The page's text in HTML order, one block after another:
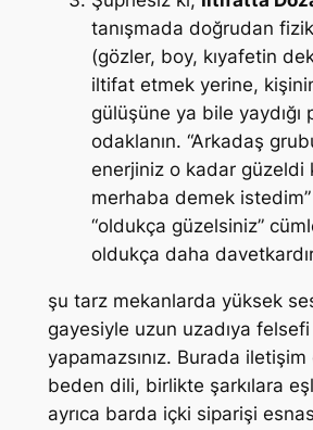
tanışmada doğrudan
(gözler, boy, kıyafetin
iltifat etmek yerine,
gülüşüne ya bile yaydığı
odaklanın. “Arkadaş
enerjiniz o kadar güzeldi
merhaba demek
“oldukça güzelsiniz”
oldukça daha
şu tarz mekanlarda yüksek
gayesiyle uzun uzadıya
yapamazsınız. Burada
beden dili, birlikte şarkılara
ayrıca barda içki siparişi